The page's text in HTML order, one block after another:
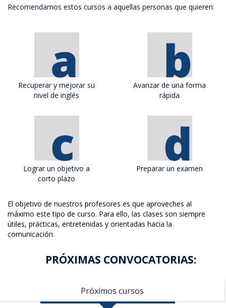
Recomendamos estos cursos a aquellas personas que quieren:
Recuperar y mejorar su
nivel de inglés
Avanzar de una forma
rápida
Lograr un objetivo a
corto plazo
Preparar un examen
El objetivo de nuestros profesores es que aproveches al
máximo este tipo de curso. Para ello, las clases son siempre
útiles, prácticas, entretenidas y orientadas hacia la
comunicación.
PRÓXIMAS CONVOCATORIAS:
Próximos cursos